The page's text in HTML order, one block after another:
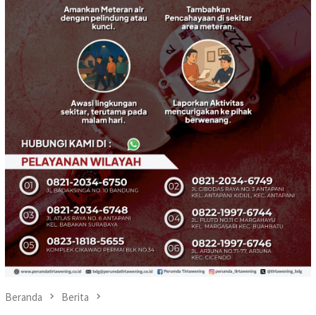
Beranda Berita